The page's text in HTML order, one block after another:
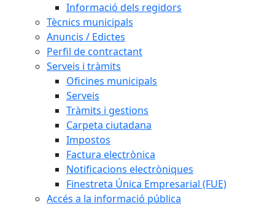
Informació dels regidors
Tècnics municipals
Anuncis / Edictes
Perfil de contractant
Serveis i tràmits
Oficines municipals
Serveis
Tràmits i gestions
Carpeta ciutadana
Impostos
Factura electrònica
Notificacions electròniques
Finestreta Única Empresarial (FUE)
Accés a la informació pública